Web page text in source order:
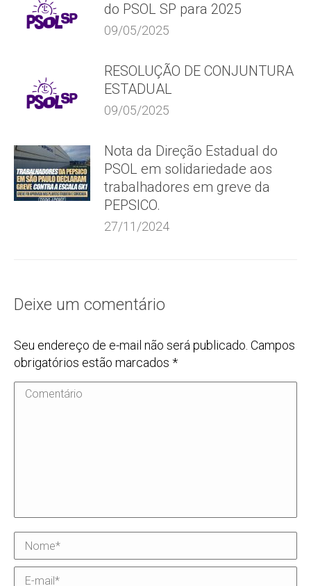
do PSOL SP para 2025
09/05/2025
RESOLUÇÃO DE CONJUNTURA
ESTADUAL
09/05/2025
Nota da Direção Estadual do
PSOL em solidariedade aos
trabalhadores em greve da
PEPSICO.
27/11/2024
Deixe um comentário
Seu endereço de e-mail não será publicado. Campos
obrigatórios estão marcados *
Comentário
Nome *
E-mail *